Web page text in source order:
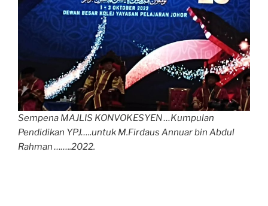
Sempena MAJLIS KONVOKESYEN …Kumpulan
Pendidikan YPJ…..untuk M.Firdaus Annuar bin Abdul
Rahman ……..2022.